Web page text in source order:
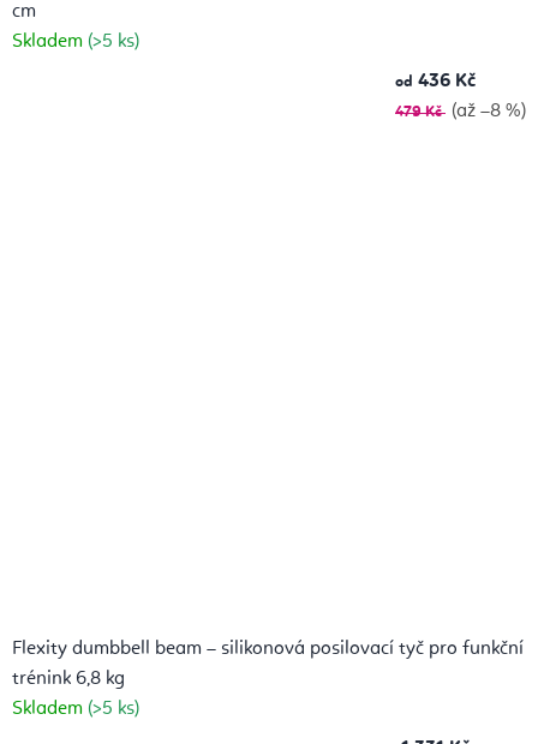
cm
Skladem (>5 ks)
od 436 Kč
479 Kč (až –8 %)
Flexity dumbbell beam – silikonová posilovací tyč pro funkční
trénink 6,8 kg
Skladem (>5 ks)